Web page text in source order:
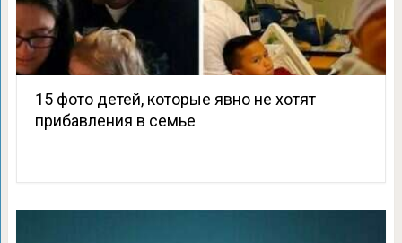
15 фото детей, которые явно не хотят
прибавления в семье